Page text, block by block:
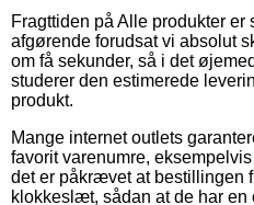
Fragttiden på Alle produkter
afgørende forudsat vi absolut
om få sekunder, så i det
studerer den estimerede
produkt.
Mange internet outlets
favorit varenumre,
det er påkrævet at bestillingen
klokkeslæt, sådan at de har en